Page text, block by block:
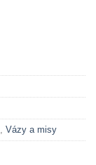
Vázy a misy